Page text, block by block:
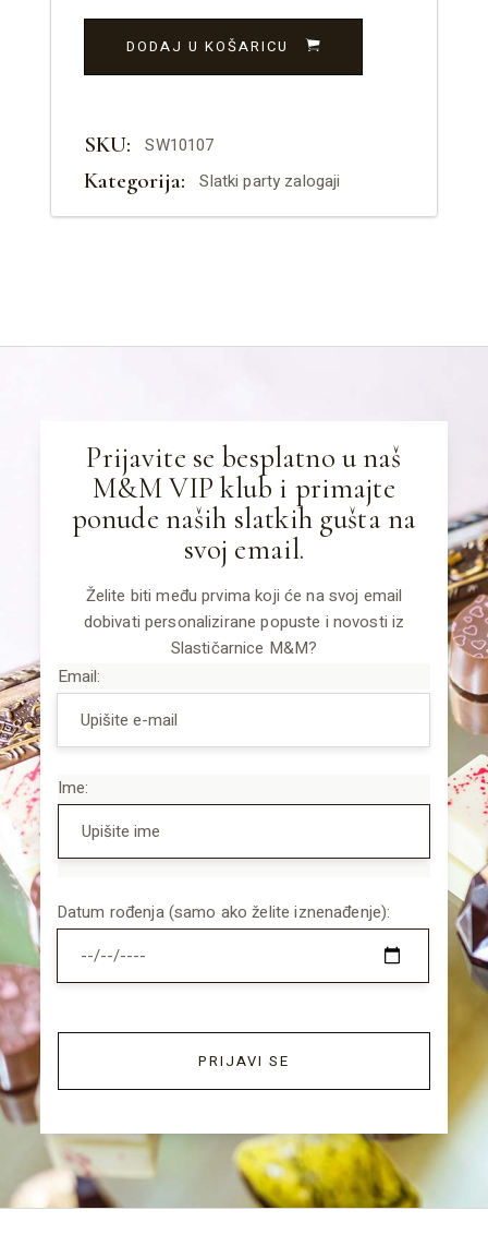
DODAJ U KOŠARICU
SKU: SW10107
Kategorija: Slatki party zalogaji
Prijavite se besplatno u naš
M&M VIP klub i primajte
ponude naših slatkih gušta na
svoj email.
Želite biti među prvima koji će na svoj email
dobivati personalizirane popuste i novosti iz
Slastičarnice M&M?
Email:
Ime:
Datum rođenja (samo ako želite iznenađenje):
PRIJAVI SE